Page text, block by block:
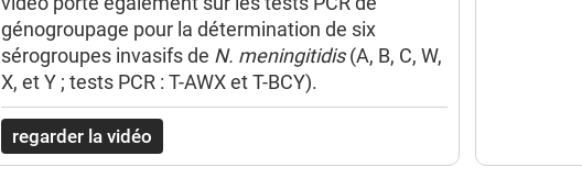
génogroupage pour la détermination de six
sérogroupes invasifs de N. meningitidis(A, B, C, W,
X, et Y ; tests PCR : T-AWX et T-BCY).
regarder la vidéo